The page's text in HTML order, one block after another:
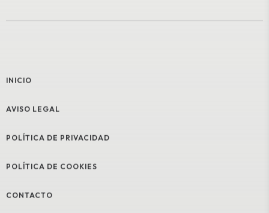
INICIO
AVISO LEGAL
POLÍTICA DE PRIVACIDAD
POLÍTICA DE COOKIES
CONTACTO